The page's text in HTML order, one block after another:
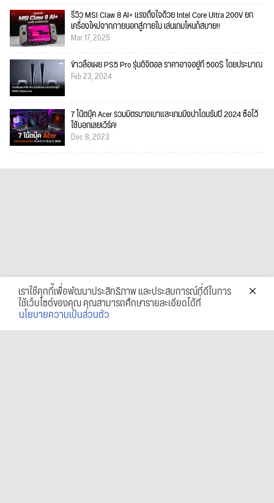
รีวิว MSI Claw 8 AI+ แรงถึงใจด้วย Intel Core Ultra 200V ยก
เครื่องใหม่จากภายนอกสู่ภายใน เล่นเกมไหนก็สบาย!!
Mar 17, 2025
ข่าวลือเผย PS5 Pro รุ่นดิจิตอล ราคาอาจอยู่ที่ 500$ โดยประมาณ
Feb 23, 2024
7 โน๊ตบุ๊ค Acer รวมมิตรบางเบาและเกมมิ่งน่าโดนรับปี 2024 ซื้อไว้
ใช้บอกเลยเวิร์ค!
Dec 8, 2023
เราใช้คุกกี้เพื่อพัฒนาประสิทธิภาพ และประสบการณ์ที่ดีในการ
ใช้เว็บไซต์ของคุณ คุณสามารถศึกษารายละเอียดได้ที่
นโยบายความเป็นส่วนตัว